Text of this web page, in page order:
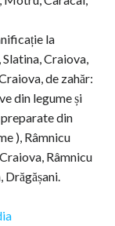
la
Craiova,
de zahăr:
din legume și
din
), Râmnicu
Râmnicu